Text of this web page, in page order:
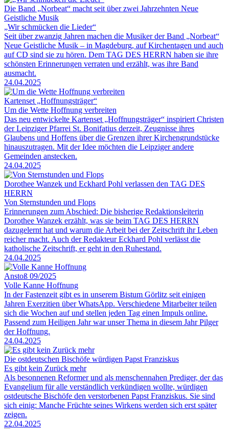
Die Band „Norbeat“ macht seit über zwei Jahrzehnten Neue
Geistliche Musik
„Wir schmücken die Lieder“
Seit über zwanzig Jahren machen die Musiker der Band „Norbeat“
Neue Geistliche Musik – in Magdeburg, auf Kirchentagen und auch
auf CD sind sie zu hören. Dem TAG DES HERRN haben sie ihre
schönsten Erinnerungen verraten und erzählt, was ihre Band
ausmacht.
24.04.2025
Kartenset „Hoffnungsträger“
Um die Wette Hoffnung verbreiten
Das neu entwickelte Kartenset „Hoffnungsträger“ inspiriert Christen
der Leipziger Pfarrei St. Bonifatius derzeit, Zeugnisse ihres
Glaubens und Hoffens über die Grenzen ihrer Kirchengrundstücke
hinauszutragen. Mit der Idee möchten die Leipziger andere
Gemeinden anstecken.
24.04.2025
Dorothee Wanzek und Eckhard Pohl verlassen den TAG DES
HERRN
Von Sternstunden und Flops
Erinnerungen zum Abschied: Die bisherige Redaktionsleiterin
Dorothee Wanzek erzählt, was sie beim TAG DES HERRN
dazugelernt hat und warum die Arbeit bei der Zeitschrift ihr Leben
reicher macht. Auch der Redakteur Eckhard Pohl verlässt die
katholische Zeitschrift, er geht in den Ruhestand.
24.04.2025
Anstoß 09/2025
Volle Kanne Hoffnung
In der Fastenzeit gibt es in unserem Bistum Görlitz seit einigen
Jahren Exerzitien über WhatsApp. Verschiedene Mitarbeiter teilen
sich die Wochen auf und stellen jeden Tag einen Impuls online.
Passend zum Heiligen Jahr war unser Thema in diesem Jahr Pilger
der Hoffnung.
24.04.2025
Die ostdeutschen Bischöfe würdigen Papst Franziskus
Es gibt kein Zurück mehr
Als besonnenen Reformer und als menschennahen Prediger, der das
Evangelium für alle verständlich verkündigen wollte, würdigen
ostdeutsche Bischöfe den verstorbenen Papst Franziskus. Sie sind
sich einig: Manche Früchte seines Wirkens werden sich erst später
zeigen.
22.04.2025